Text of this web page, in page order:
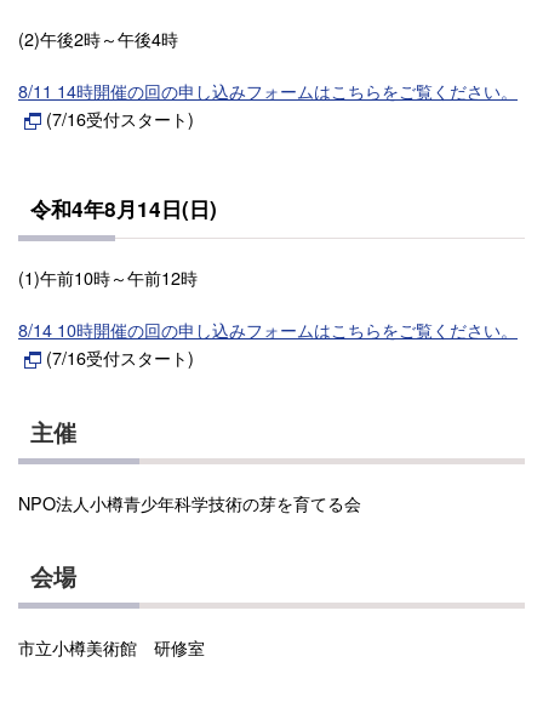
(2)午後2時～午後4時
8/11 14時開催の回の申し込みフォームはこちらをご覧ください。
(7/16受付スタート)
令和4年8月14日(日)
(1)午前10時～午前12時
8/14 10時開催の回の申し込みフォームはこちらをご覧ください。
(7/16受付スタート)
主催
NPO法人小樽⻘少年科学技術の芽を育てる会
会場
市立小樽美術館 研修室